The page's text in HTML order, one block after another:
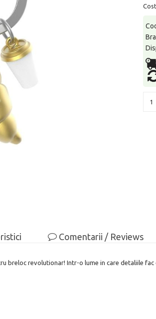
Comentarii / Reviews
breloc revolutionar! Intr-o lume in care detaliile